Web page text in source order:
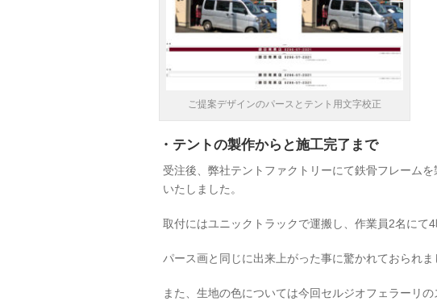
ご提案デザインのパースとテント用文字校正
・テントの製作からと施工完了まで
受注後、弊社テントファクトリーにて鉄骨フレーム
いたしました。
取付にはユニックトラックで運搬し、作業員2名にて
パース画と同じに出来上がった事に驚かれておられま
また、生地の色については今回セルジオフェラーリ